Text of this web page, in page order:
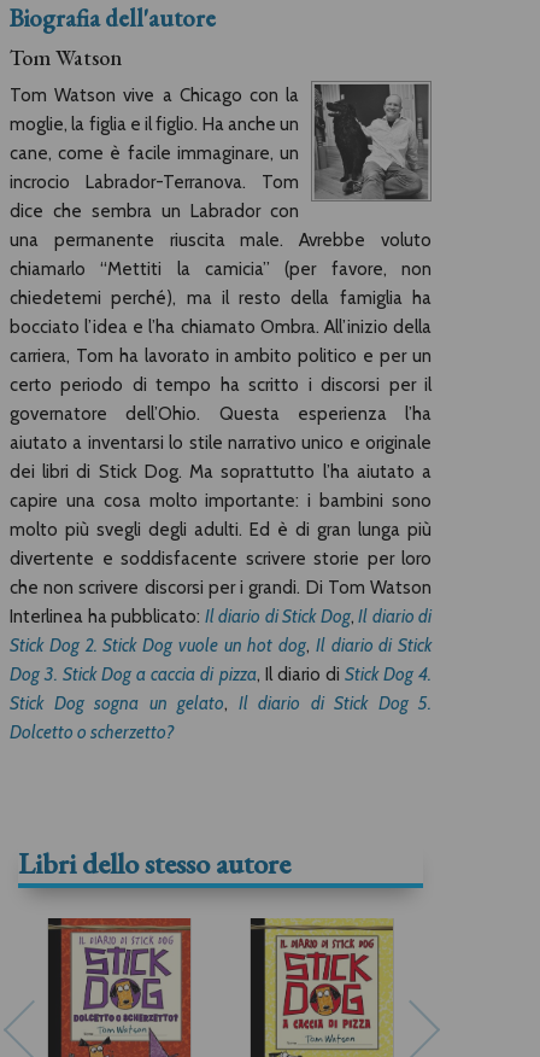
Biografia dell'autore
Tom Watson
Tom Watson vive a Chicago con la
moglie, la figlia e il figlio. Ha anche un
cane, come è facile immaginare, un
incrocio Labrador-Terranova. Tom
dice che sembra un Labrador con
una permanente riuscita male. Avrebbe voluto
chiamarlo “Mettiti la camicia” (per favore, non
chiedetemi perché), ma il resto della famiglia ha
bocciato l’idea e l’ha chiamato Ombra. All’inizio della
carriera, Tom ha lavorato in ambito politico e per un
certo periodo di tempo ha scritto i discorsi per il
governatore dell’Ohio. Questa esperienza l’ha
aiutato a inventarsi lo stile narrativo unico e originale
dei libri di Stick Dog. Ma soprattutto l’ha aiutato a
capire una cosa molto importante: i bambini sono
molto più svegli degli adulti. Ed è di gran lunga più
divertente e soddisfacente scrivere storie per loro
che non scrivere discorsi per i grandi. Di Tom Watson
Interlinea ha pubblicato: Il diario di Stick Dog, Il diario di
Stick Dog 2. Stick Dog vuole un hot dog, Il diario di Stick
Dog 3. Stick Dog a caccia di pizza, Il diario di Stick Dog 4.
Stick Dog sogna un gelato, Il diario di Stick Dog 5.
Dolcetto o scherzetto?
Libri dello stesso autore